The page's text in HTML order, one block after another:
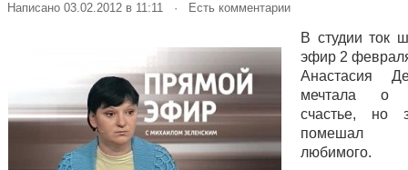
Написано 03.02.2012 в 11:11 · Есть комментарии
В студии ток
эфир 2
Анастасия
мечтала о
счастье, но
помешал
любимого.